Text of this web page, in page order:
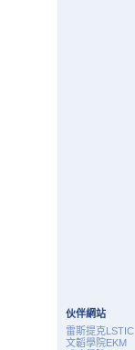
伙伴網站
雷斯提克LSTIC
文韜學院EKM